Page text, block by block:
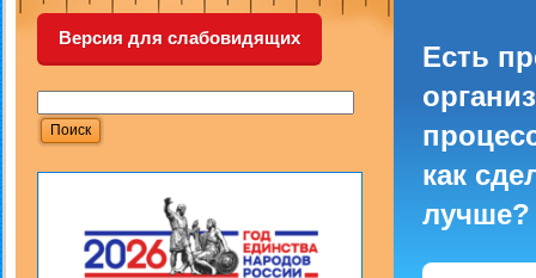
Версия для слабовидящих
Есть
как
лучше?